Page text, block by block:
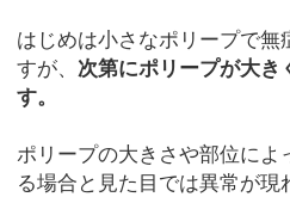
はじめは小さなポリープで無
すが、 次第にポリープが大き
す。
ポリープの大きさや部位によ
る場合と見た目では異常が